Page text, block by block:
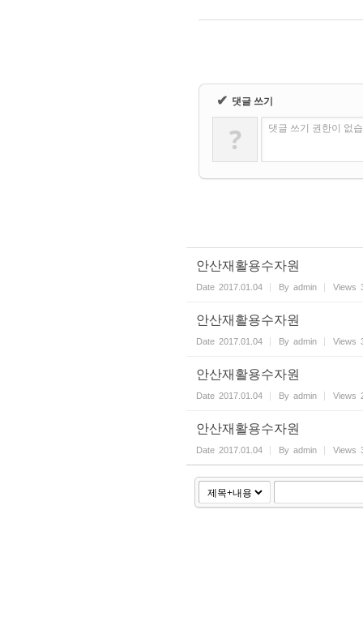
✔ 댓글 쓰기
? 댓글 쓰기 권한이 없
안산재활용수자원
Date 2017.01.04 By admin Views
안산재활용수자원
Date 2017.01.04 By admin Views
안산재활용수자원
Date 2017.01.04 By admin Views
안산재활용수자원
Date 2017.01.04 By admin Views